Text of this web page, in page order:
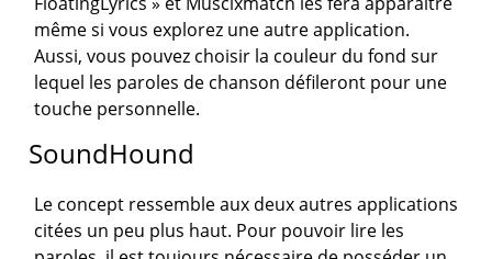
même si vous explorez une autre application.
Aussi, vous pouvez choisir la couleur du fond sur
lequel les paroles de chanson défileront pour une
touche personnelle.
SoundHound
Le concept ressemble aux deux autres applications
citées un peu plus haut. Pour pouvoir lire les